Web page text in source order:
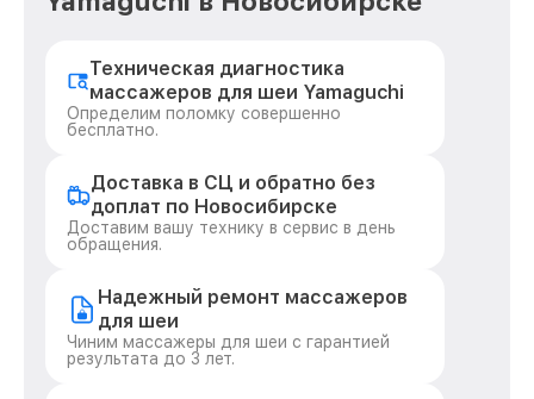
Техническая диагностика
массажеров для шеи Yamaguchi
Определим поломку совершенно
бесплатно.
Доставка в СЦ и обратно без
доплат по Новосибирске
Доставим вашу технику в сервис в день
обращения.
Надежный ремонт массажеров
для шеи
Чиним массажеры для шеи с гарантией
результата до 3 лет.